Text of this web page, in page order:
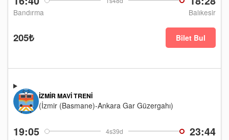
Bandırma Balıkesir
205₺ Bilet Bul
19:05 4s39d 23:44
İZMIR MAVI TRENI
(İzmir (Basmane)-Ankara Gar Güzergahı)